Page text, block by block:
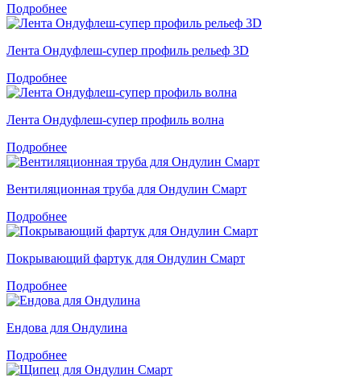
Подробнее
Лента Ондуфлеш-супер профиль рельеф 3D
Подробнее
Лента Ондуфлеш-супер профиль волна
Подробнее
Вентиляционная труба для Ондулин Смарт
Подробнее
Покрывающий фартук для Ондулин Смарт
Подробнее
Ендова для Ондулина
Подробнее